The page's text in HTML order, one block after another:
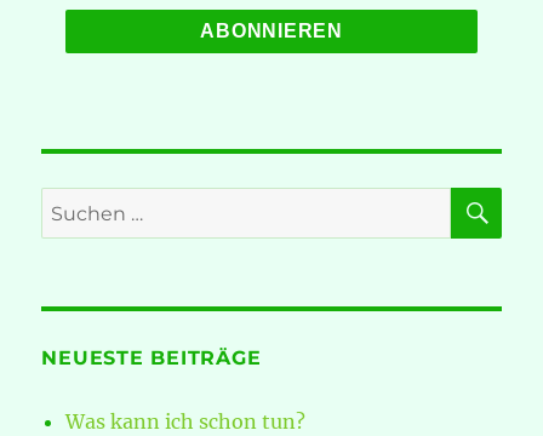
Suche
nach:
NEUESTE BEITRÄGE
Was kann ich schon tun?